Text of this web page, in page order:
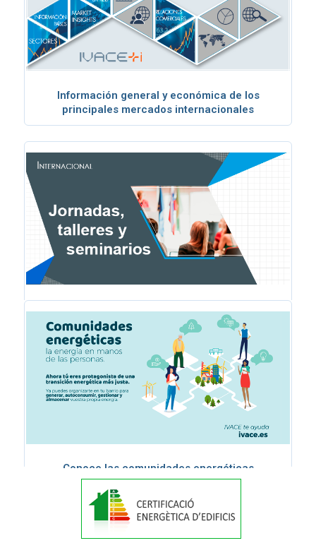
Información general y económica de los
principales mercados internacionales
Actividades sobre temáticas relacionadas con la
internacionalización
Conoce las comunidades energéticas